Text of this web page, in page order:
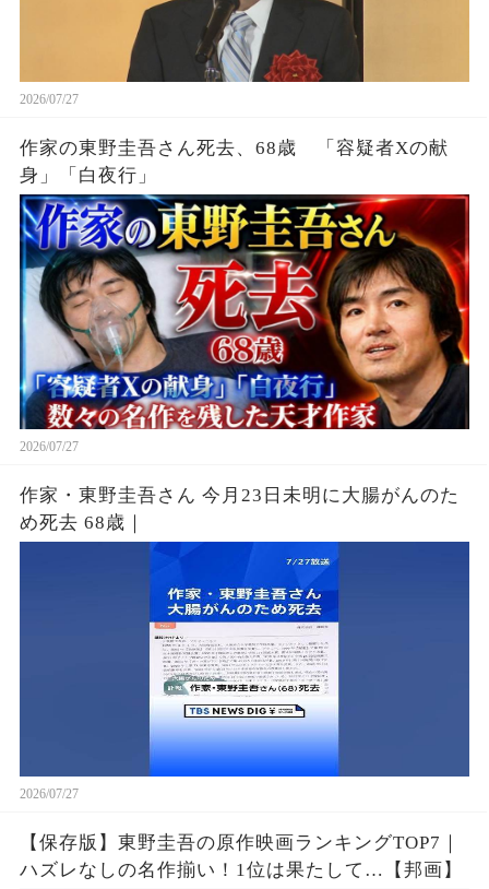
2026/07/27
作家の東野圭吾さん死去、68歳 「容疑者Xの献
身」「白夜行」
2026/07/27
作家・東野圭吾さん 今月23日未明に大腸がんのた
め死去 68歳｜
2026/07/27
【保存版】東野圭吾の原作映画ランキングTOP7｜
ハズレなしの名作揃い！1位は果たして…【邦画】